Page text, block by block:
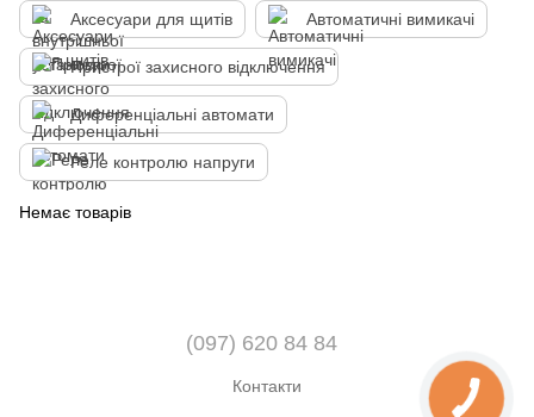
Аксесуари для щитів Автоматичні вимикачі
Пристрої захисного відключення
Диференціальні автомати
Реле контролю напруги
Немає товарів
(097) 620 84 84
Контакти